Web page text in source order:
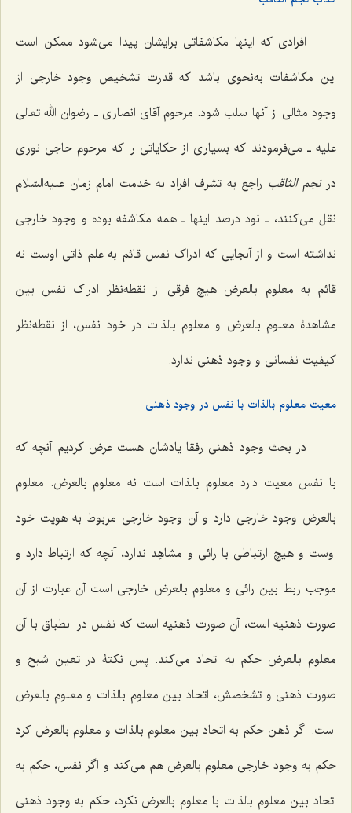
افرادی که اینها مکاشفاتی برایشان پیدا می‌شود ممکن است
این مکاشفات به‌نحوی باشد که قدرت تشخیص وجود خارجی از
وجود مثالی از آنها سلب شود. مرحوم آقای انصاری ـ رضوان الله تعالی
علیه ـ می‌فرمودند که بسیاری از حکایاتی را که مرحوم حاجی نوری
درنجم الثاقب راجع به تشرف افراد به خدمت امام زمان علیه‌السّلام
نقل می‌کنند، ـ نود درصد اینها ـ همه مکاشفه بوده و وجود خارجی
نداشته است و از آنجایی که ادراک نفس قائم به علم ذاتی اوست نه
قائم به معلوم بالعرض هیچ فرقی از نقطه‌نظر ادراک نفس بین
مشاهدۀ معلوم بالعرض و معلوم بالذات در خود نفس، از نقطه‌نظر
کیفیت نفسانی و وجود ذهنی ندارد.
معیت معلوم بالذات با نفس در وجود ذهنی
در بحث وجود ذهنی رفقا یادشان هست عرض کردیم آنچه که
با نفس معیت دارد معلوم بالذات است نه معلوم بالعرض. معلوم
بالعرض وجود خارجی دارد و آن وجود خارجی مربوط به هویت خود
اوست و هیچ ارتباطی با رائی و مشاهِد ندارد، آنچه که ارتباط دارد و
موجب ربط بین رائی و معلوم بالعرض خارجی است آن عبارت از آن
صورت ذهنیه است، آن صورت ذهنیه است که نفس در انطباق با آن
معلوم بالعرض حکم به اتحاد می‌کند. پس نکتۀ در تعین شبح و
صورت ذهنی و تشخصش، اتحاد بین معلوم بالذات و معلوم بالعرض
است. اگر ذهن حکم به اتحاد بین معلوم بالذات و معلوم بالعرض کرد
حکم به ‌وجود خارجی معلوم بالعرض هم می‌کند و اگر نفس، حکم به
اتحاد بین معلوم بالذات با معلوم بالعرض نکرد، حکم به ‌وجود ذهنی